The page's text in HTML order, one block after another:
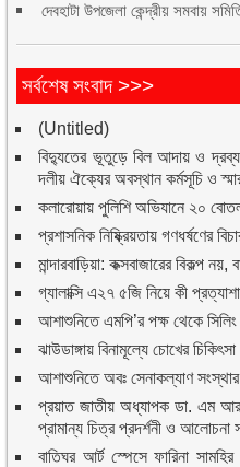
দেবহাটা উপজেলা কেন্দ্রীয় সমবায়
সর্বশেষ সংবাদ >>>
(Untitled)
বিদ্যুতের ভূতুড়ে বিল আদায় ও
দলীয় ঐক্যের অবস্থান কর্মসূচি ও
কলারোয়ায় পুলিশি অভিযানে ২০
প্রশাসনিক নিষ্ক্রিয়তায় গণধর্ষণের
মান্দারবাড়িয়া: কক্সবাজারের বিকল্প
গ্যালাক্সি এ২৭ ৫জি নিয়ে কী
আশাশুনিতে এমপি’র পক্ষ থেকে
ঝাউডাঙ্গায় বিনামূল্যে চোখের
আশাশুনিতে অবঃ সেনাকল্যাণ
প্রয়াত জাতীয় অধ্যাপক ডা. এম আর
প্রামান্য চিত্র প্রদর্শনী ও আলোচনা
বাতিঘর আর্ট স্পেসে ফারিনা